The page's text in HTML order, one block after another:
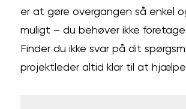
er at gøre overgangen så enkel
muligt – du behøver ikke
Finder du ikke svar på dit
projektleder altid klar til at hjælpe